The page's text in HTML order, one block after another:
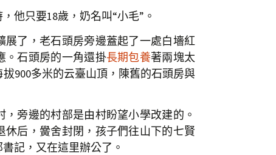
只要18歲，奶名叫“小毛”。
了，老石頭房旁邊蓋起了一處白墻紅
。石頭房的一角還掛長期包養著兩塊太
900多米的云臺山頂，陳舊的石頭房與
旁邊的村部是由村盼望小學改建的。
休后，黌舍封閉，孩子們往山下的七賢
記，又在這里辦公了。